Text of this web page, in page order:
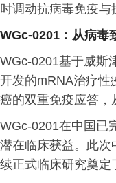
时调动抗病毒免疫
WGc-0201：从病毒
WGc-0201基于威斯
开发的mRNA治疗性
癌的双重免疫应答
WGc-0201在中国已
潜在临床获益。此
续正式临床研究奠定